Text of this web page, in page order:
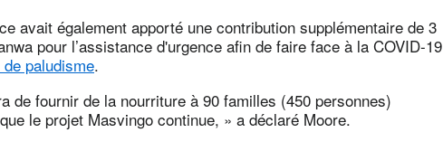
avait également apporté une contribution supplémentaire de 3
pour l’assistance d'urgence afin de faire face à la COVID-19
paludisme.
de fournir de la nourriture à 90 familles (450 personnes)
le projet Masvingo continue, » a déclaré Moore.